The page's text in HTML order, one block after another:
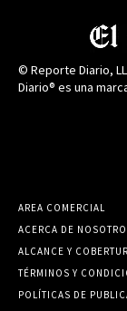
© Reporte Diario,
Diario® es una
AREA COMERCIAL
ACERCA DE
ALCANCE Y
TÉRMINOS Y
POLÍTICAS DE